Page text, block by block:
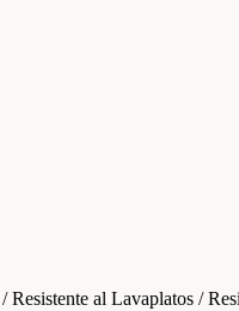
al Lavaplatos /